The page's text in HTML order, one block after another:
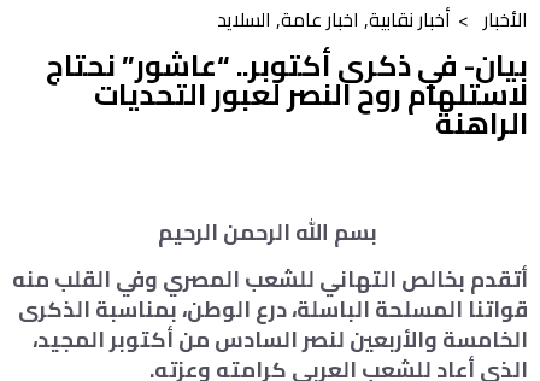
الأخبار > أخبار نقابية, اخبار عامة, السلايد
بيان- في ذكرى أكتوبر.. “عاشور” نحتاج
لاستلهام روح النصر لعبور التحديات
الراهنة
بسم الله الرحمن الرحيم
أتقدم بخالص التهاني للشعب المصري وفي القلب منه
قواتنا المسلحة الباسلة، درع الوطن، بمناسبة الذكرى
الخامسة والأربعين لنصر السادس من أكتوبر المجيد،
الذي أعاد للشعب العربي كرامته وعزته.